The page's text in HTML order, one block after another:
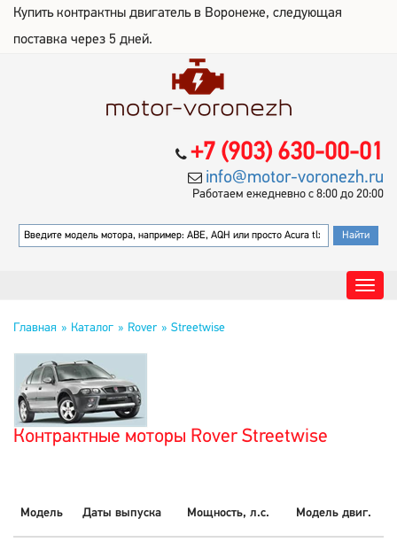
Купить контрактны двигатель в Воронеже, следующая
поставка через 5 дней.
+7 (903) 630-00-01
info@motor-voronezh.ru
Работаем ежедневно с 8:00 до 20:00
Главная Каталог Rover Streetwise
Контрактные моторы Rover Streetwise
Модель Даты выпуска Мощность, л.с. Модель двиг.